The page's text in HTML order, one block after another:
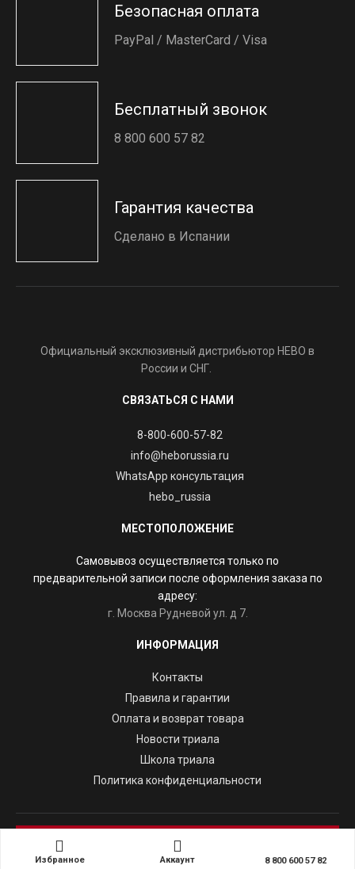
Безопасная оплата
PayPal / MasterCard / Visa
Бесплатный звонок
8 800 600 57 82
Гарантия качества
Сделано в Испании
Официальный эксклюзивный дистрибьютор HEBO в
России и СНГ.
СВЯЗАТЬСЯ С НАМИ
8-800-600-57-82
info@heborussia.ru
WhatsApp консультация
hebo_russia
МЕСТОПОЛОЖЕНИЕ
Самовывоз осуществляется только по
предварительной записи после оформления заказа по
адресу:
г. Москва Рудневой ул. д 7.
ИНФОРМАЦИЯ
Контакты
Правила и гарантии
Оплата и возврат товара
Новости триала
Школа триала
Политика конфиденциальности
© 2010 – 2026 Все права
защищены
Избранное Аккаунт 8 800 600 57 82